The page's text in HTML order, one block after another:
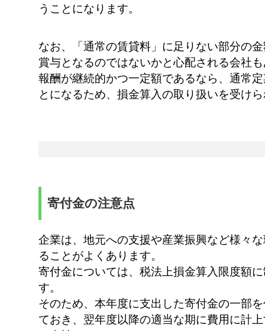
うことになります。
なお、「通常の賃貸料」に足りない部分の
賞与となるのではないかと心配される会社
報酬が継続的かつ一定額であるなら、通常
とになるため、損金算入の取り扱いを受け
寄付金の注意点
企業は、地元への支援や産業振興など様々
ることがよくあります。
寄付金については、税法上損金算入限度額
す。
そのため、本年度に支出した寄付金の一部
ておき、翌年度以降の適当な期に費用に計